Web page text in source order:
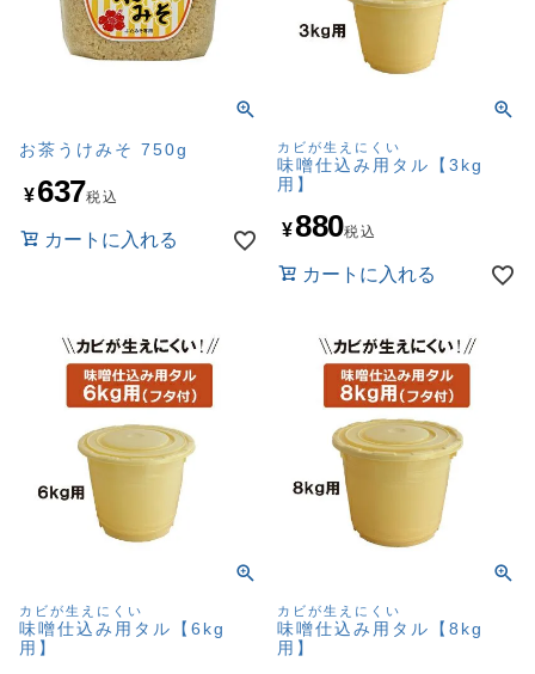
お茶うけみそ 750g
¥637税込
カートに入れる
カビが生えにくい
味噌仕込み用タル【3kg
用】
¥880税込
カートに入れる
カビが生えにくい
味噌仕込み用タル【6kg
用】
カビが生えにくい
味噌仕込み用タル【8kg
用】